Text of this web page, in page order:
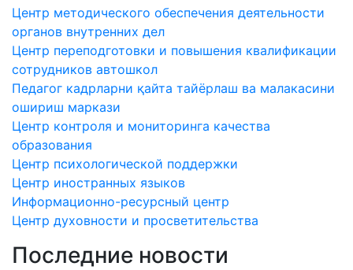
Центр методического обеспечения деятельности
органов внутренних дел
Центр переподготовки и повышения квалификации
сотрудников автошкол
Педагог кадрларни қайта тайёрлаш ва малакасини
ошириш маркази
Центр контроля и мониторинга качества
образования
Центр психологической поддержки
Центр иностранных языков
Информационно-ресурсный центр
Центр духовности и просветительства
Последние новости